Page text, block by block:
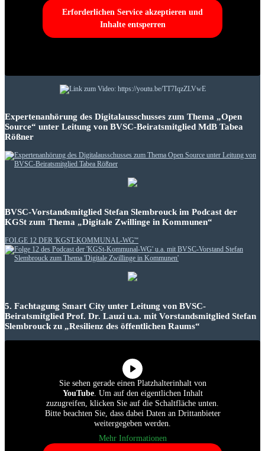
Erforderlichen Service akzeptieren und
Inhalte entsperren
Expertenanhörung des Digitalausschusses zum Thema „Open
Source“ unter Leitung von BVSC-Beiratsmitglied MdB Tabea
Rößner
BVSC-Vorstandsmitglied Stefan Slembrouck im Podcast der
KGSt zum Thema „Digitale Zwillinge in Kommunen“
FOLGE 12 DER 'KGST-KOMMUNAL-WG'“
5. Fachtagung Smart City unter Leitung von BVSC-
Beiratsmitglied Prof. Dr. Lauzi u.a. mit Vorstandsmitglied Stefan
Slembrouck zu „Resilienz des öffentlichen Raums“
Sie sehen gerade einen Platzhalterinhalt von
YouTube. Um auf den eigentlichen Inhalt
zuzugreifen, klicken Sie auf die Schaltfläche unten.
Bitte beachten Sie, dass dabei Daten an Drittanbieter
weitergegeben werden.
Mehr Informationen